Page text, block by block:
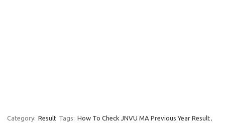
Category: Result Tags: How To Check JNVU MA Previous Year Result,